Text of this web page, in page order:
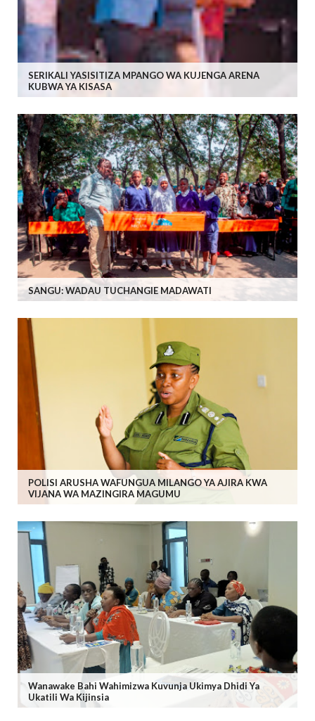
SERIKALI YASISITIZA MPANGO WA KUJENGA ARENA
KUBWA YA KISASA
SANGU: WADAU TUCHANGIE MADAWATI
POLISI ARUSHA WAFUNGUA MILANGO YA AJIRA KWA
VIJANA WA MAZINGIRA MAGUMU
Wanawake Bahi Wahimizwa Kuvunja Ukimya Dhidi Ya
Ukatili Wa Kijinsia